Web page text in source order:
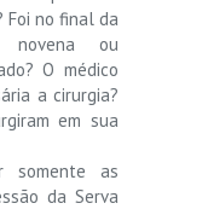
Foi no final da
ou
O médico
a cirurgia?
em sua
somente as
da Serva